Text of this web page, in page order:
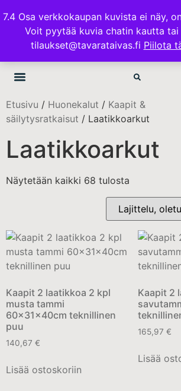
7.4 Osa verkkokaupan kuvista ei näy,
Voit pyytää kuvia chatin kautta
tilaukset@tavarataivas.fi Piilota
ILMAINEN TOIMITUS 100€
Etusivu / Huonekalut / Kaapit &
säilytysratkaisut / Laatikkoarkut
Laatikkoarkut
Näytetään kaikki 68 tulosta
Kaapit 2 laatikkoa 2 kpl
musta tammi
60x31x40cm teknillinen
puu
140,67 €
Lisää ostoskoriin
Kaapit 2
165,97 €
Lisää